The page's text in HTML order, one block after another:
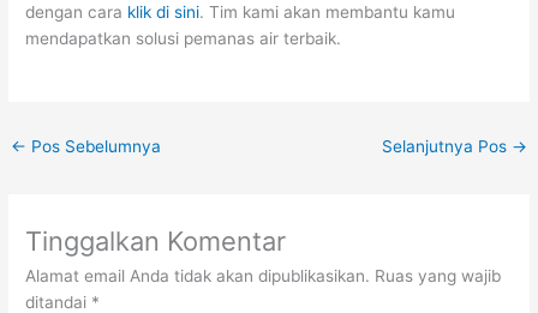
dengan cara klik di sini. Tim kami akan membantu kamu
mendapatkan solusi pemanas air terbaik.
← Pos Sebelumnya Selanjutnya Pos →
Tinggalkan Komentar
Alamat email Anda tidak akan dipublikasikan. Ruas yang wajib
ditandai *